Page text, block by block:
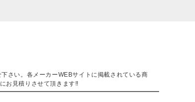
さい。各メーカーWEBサイトに掲載されている商
お見積りさせて頂きます‼